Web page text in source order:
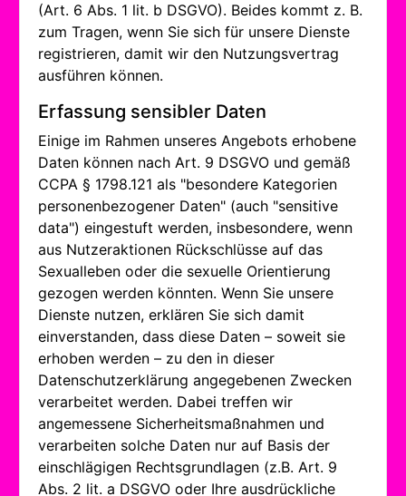
(Art. 6 Abs. 1 lit. b DSGVO). Beides kommt z. B.
zum Tragen, wenn Sie sich für unsere Dienste
registrieren, damit wir den Nutzungsvertrag
ausführen können.
Erfassung sensibler Daten
Einige im Rahmen unseres Angebots erhobene
Daten können nach Art. 9 DSGVO und gemäß
CCPA § 1798.121 als "besondere Kategorien
personenbezogener Daten" (auch "sensitive
data") eingestuft werden, insbesondere, wenn
aus Nutzeraktionen Rückschlüsse auf das
Sexualleben oder die sexuelle Orientierung
gezogen werden könnten. Wenn Sie unsere
Dienste nutzen, erklären Sie sich damit
einverstanden, dass diese Daten – soweit sie
erhoben werden – zu den in dieser
Datenschutzerklärung angegebenen Zwecken
verarbeitet werden. Dabei treffen wir
angemessene Sicherheitsmaßnahmen und
verarbeiten solche Daten nur auf Basis der
einschlägigen Rechtsgrundlagen (z.B. Art. 9
Abs. 2 lit. a DSGVO oder Ihre ausdrückliche